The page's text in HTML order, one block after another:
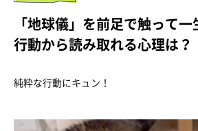
「地球儀」を前足で触って
行動から読み取れる心理は？
純粋な行動にキュン！